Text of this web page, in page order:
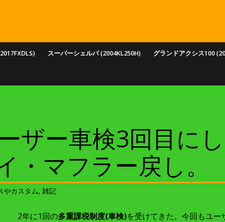
スーパーシェルパ (2004KL250H) グランドアクシス100
ーザー車検3回目に
・マフラー戻し。
やカスタム, 雑記
2年に1回の多重課税制度(車検)を受けてきた。今回もユー